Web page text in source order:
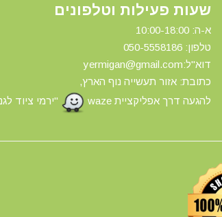
שעות פעילות וטלפונים
א-ה: 10:00-18:00
טלפון: 0 50-5558186
דוא"ל:yermigan@gmail.com
כתובת: אזור תעשייה נוף הארץ,
להגעה דרך אפליקציית waze
"ירמי ציוד